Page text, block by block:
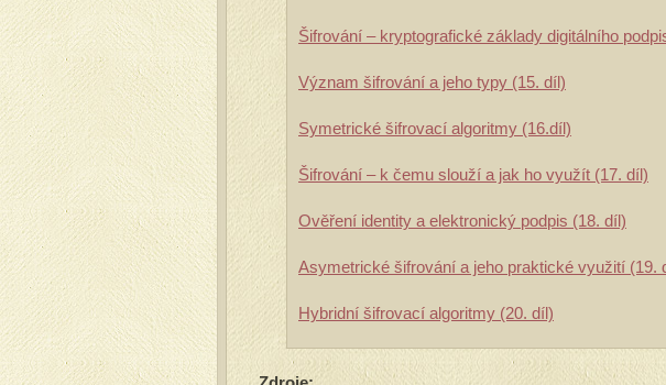
Šifrování – kryptografické základy digitálního
Význam šifrování a jeho typy (15. díl)
Symetrické šifrovací algoritmy (16.díl)
Šifrování – k čemu slouží a jak ho využít (17. díl)
Ověření identity a elektronický podpis (18. díl)
Asymetrické šifrování a jeho praktické využití (19.
Hybridní šifrovací algoritmy (20. díl)